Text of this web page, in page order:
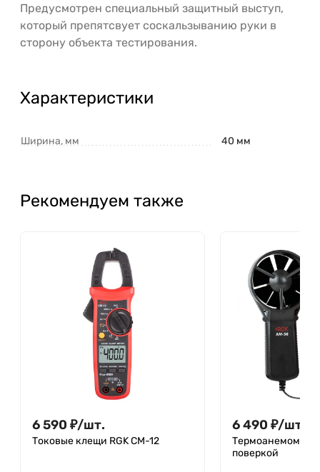
Предусмотрен специальный защитный выступ,
который препятсвует соскальзыванию руки в
сторону объекта тестирования.
Характеристики
Ширина, мм 40 мм
Рекомендуем также
6 590 ₽/шт.
Токовые клещи RGK CM-12
6 490 ₽/шт.
Термоанемометр
поверкой